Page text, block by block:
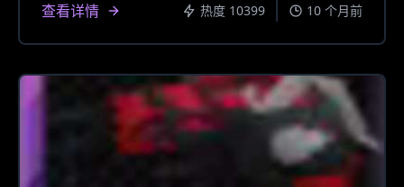
查看详情
热度 10399 10 个月前